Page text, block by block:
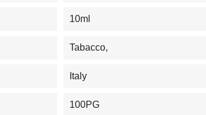
10ml
Tabacco,
Italy
100PG